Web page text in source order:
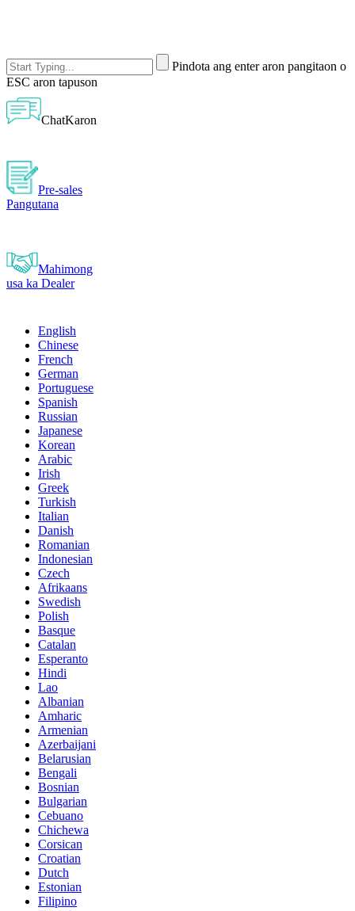
Pindota ang enter aron pangitaon o
ESC aron tapuson
ChatKaron
Pre-sales
Pangutana
Mahimong
usa ka Dealer
English
Chinese
French
German
Portuguese
Spanish
Russian
Japanese
Korean
Arabic
Irish
Greek
Turkish
Italian
Danish
Romanian
Indonesian
Czech
Afrikaans
Swedish
Polish
Basque
Catalan
Esperanto
Hindi
Lao
Albanian
Amharic
Armenian
Azerbaijani
Belarusian
Bengali
Bosnian
Bulgarian
Cebuano
Chichewa
Corsican
Croatian
Dutch
Estonian
Filipino